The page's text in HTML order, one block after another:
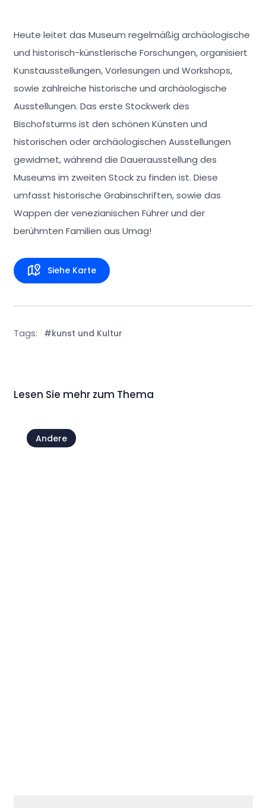
Heute leitet das Museum regelmäßig archäologische
und historisch-künstlerische Forschungen, organisiert
Kunstausstellungen, Vorlesungen und Workshops,
sowie zahlreiche historische und archäologische
Ausstellungen. Das erste Stockwerk des
Bischofsturms ist den schönen Künsten und
historischen oder archäologischen Ausstellungen
gewidmet, während die Dauerausstellung des
Museums im zweiten Stock zu finden ist. Diese
umfasst historische Grabinschriften, sowie das
Wappen der venezianischen Führer und der
berühmten Familien aus Umag!
Siehe Karte
Tags: #kunst und Kultur
Lesen Sie mehr zum Thema
Andere